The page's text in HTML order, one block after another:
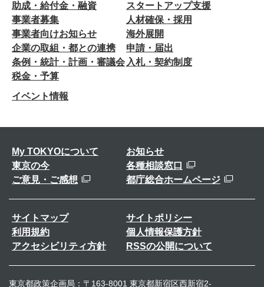
助成・給付金・融資
スタートアップ支援
事業者募集
人材確保・採用
事業者向けお知らせ
海外展開
企業の取組・都との連携
申請・届出
条例・統計・計画・審議会 入札・契約制度
税金・予算
イベント情報
My TOKYOについて
お知らせ
東京の今
各種相談窓口
ご意見・ご感想
都庁総合ホームページ
サイトマップ
サイトポリシー
利用規約
個人情報保護方針
アクセシビリティ方針
RSSの公開について
東京都政策企画局：〒163-8001 東京都新宿区西新宿2-